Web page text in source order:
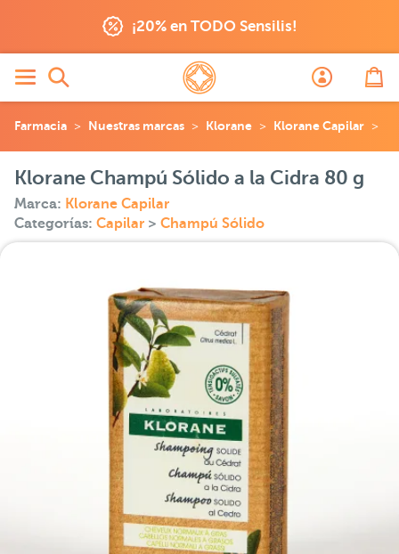
¡20% en TODO Sensilis!
Farmacia Nuestras marcas Klorane Klorane Capilar
Klorane Champú Sólido a la Cidra 80 g
Marca: Klorane Capilar
Categorías: Capilar > Champú Sólido